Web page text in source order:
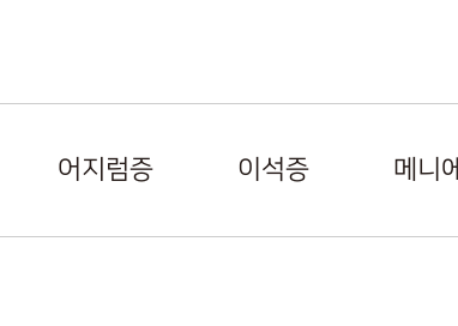
어지럼증 이석증 메니